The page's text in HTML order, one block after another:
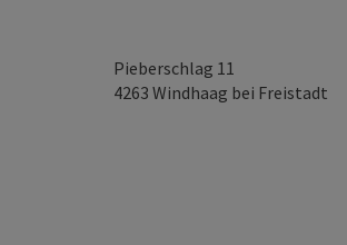
Pieberschlag 11
4263 Windhaag bei Freistadt